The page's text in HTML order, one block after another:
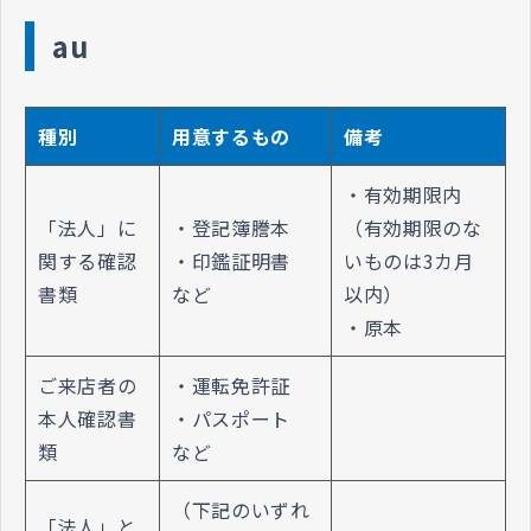
au
種別 用意するもの 備考
「法人」に
関する確認
書類
・登記簿謄本
・印鑑証明書
など
・有効期限内
（有効期限のな
いものは3カ月
以内）
・原本
ご来店者の
本人確認書
類
・運転免許証
・パスポート
など
（下記のいずれ